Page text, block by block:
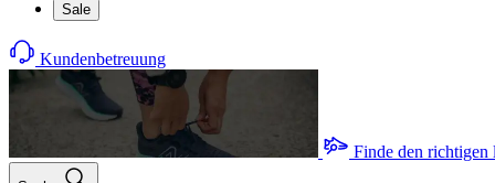
Sale
Kundenbetreuung
Finde den richtigen